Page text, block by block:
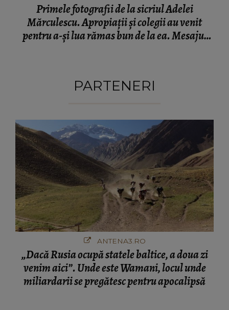
Primele fotografii de la sicriul Adelei
Mărculescu. Apropiații și colegii au venit
pentru a-și lua rămas bun de la ea. Mesajul
PARTENERI
ANTENA3.RO
„Dacă Rusia ocupă statele baltice, a doua zi
venim aici”. Unde este Wamani, locul unde
miliardarii se pregătesc pentru apocalipsă